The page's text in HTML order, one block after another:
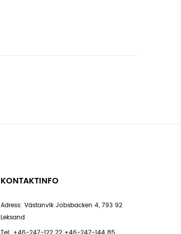
KONTAKTINFO
Adress: Västanvik Jobsbacken 4, 793 92
Leksand